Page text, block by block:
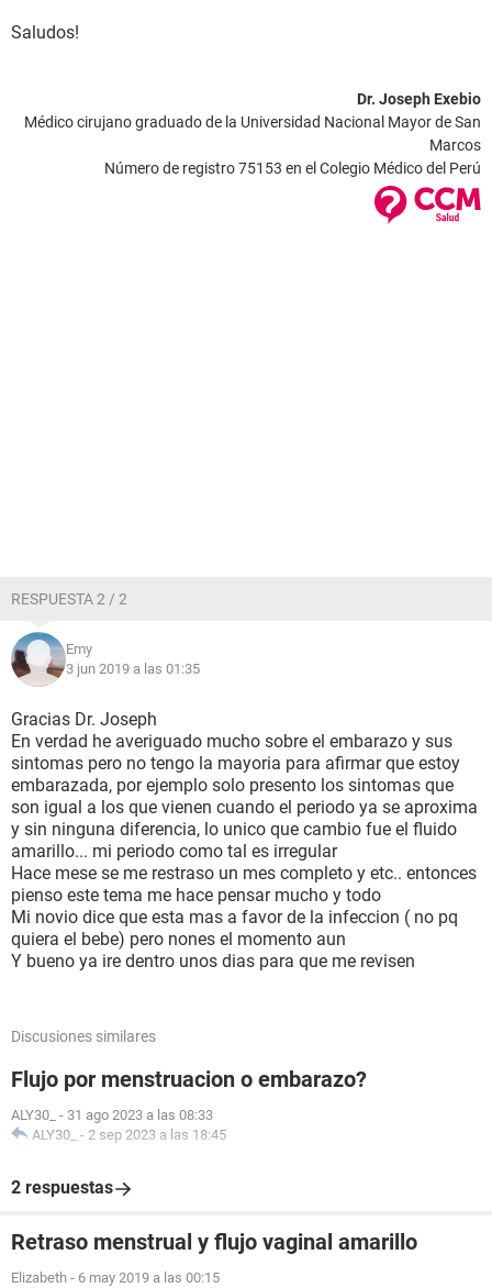
Saludos!
Dr. Joseph Exebio
Médico cirujano graduado de la Universidad Nacional Mayor de San
Marcos
Número de registro 75153 en el Colegio Médico del Perú
RESPUESTA 2 / 2
Emy
3 jun 2019 a las 01:35
Gracias Dr. Joseph
En verdad he averiguado mucho sobre el embarazo y sus
sintomas pero no tengo la mayoria para afirmar que estoy
embarazada, por ejemplo solo presento los sintomas que
son igual a los que vienen cuando el periodo ya se aproxima
y sin ninguna diferencia, lo unico que cambio fue el fluido
amarillo... mi periodo como tal es irregular
Hace mese se me restraso un mes completo y etc.. entonces
pienso este tema me hace pensar mucho y todo
Mi novio dice que esta mas a favor de la infeccion ( no pq
quiera el bebe) pero nones el momento aun
Y bueno ya ire dentro unos dias para que me revisen
Discusiones similares
Flujo por menstruacion o embarazo?
ALY30_ - 31 ago 2023 a las 08:33
ALY30_ - 2 sep 2023 a las 18:45
2 respuestas
Retraso menstrual y flujo vaginal amarillo
Elizabeth - 6 may 2019 a las 00:15